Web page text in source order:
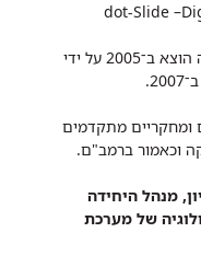
: הפטנט על הטכנולוגיה הוצא ב־2005 על ידי
ומחקריים מתקדמים
וכאמור ברמב"ם.
מנהל היחידה
של מערכת